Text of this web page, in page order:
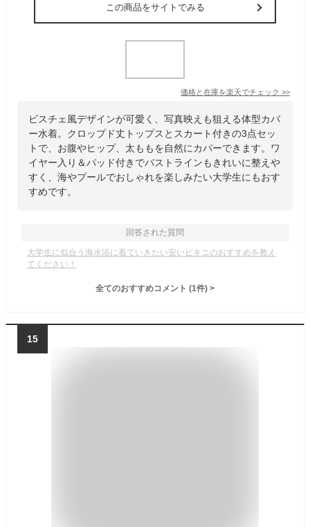
この商品をサイトでみる
価格と在庫を楽天でチェック >>
ビスチェ風デザインが可愛く、写真映えも狙える体型カバ
ー水着。クロップド丈トップスとスカート付きの3点セッ
トで、お腹やヒップ、太ももを自然にカバーできます。ワ
イヤー入り＆パッド付きでバストラインもきれいに整えや
すく、海やプールでおしゃれを楽しみたい大学生にもおす
すめです。
回答された質問
大学生に似合う海水浴に着ていきたい安いビキニのおすすめを教え
てください！
全てのおすすめコメント (1件) >
15